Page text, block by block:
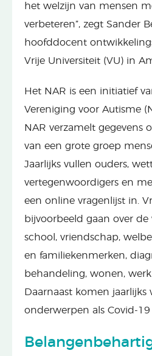
het welzijn van mensen
verbeteren”, zegt Sander
hoofddocent
Vrije Universiteit (VU) in
Het NAR is een initiatief
Vereniging voor Autisme
NAR verzamelt gegevens
van een grote groep
Jaarlijks vullen ouders,
vertegenwoordigers en
een online vragenlijst in.
bijvoorbeeld gaan over de
school, vriendschap,
en familiekenmerken,
behandeling, wonen,
Daarnaast komen jaarlijks
onderwerpen als Covid-